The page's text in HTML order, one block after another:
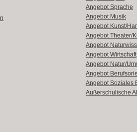
Angebot Sprache
Angebot Musik
Angebot Kunst/
Angebot Theater/
Angebot
Angebot Wirtschaft
Angebot Natur/
Angebot
Angebot Soziales
Außerschulische